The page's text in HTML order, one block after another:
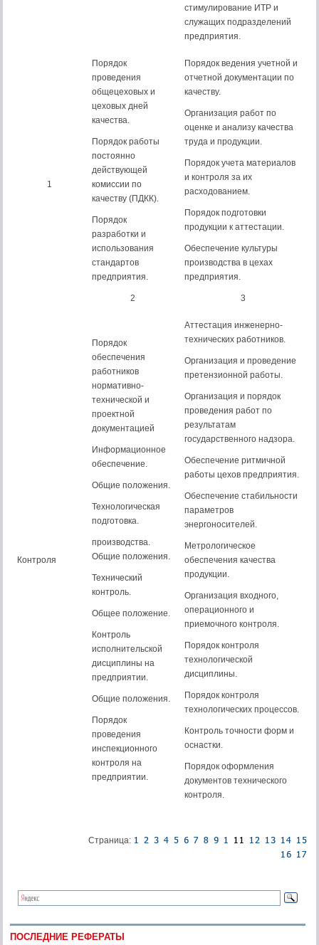
стимулирование ИТР и
служащих подразделений
предприятия.
1
Порядок
проведения
общецеховых и
цеховых дней
качества.
Порядок работы
постоянно
действующей
комиссии по
качеству (ПДКК).
Порядок
разработки и
использования
стандартов
предприятия.
2
Порядок ведения учетной и
отчетной документации по
качеству.
Организация работ по
оценке и анализу качества
труда и продукции.
Порядок учета материалов
и контроля за их
расходованием.
Порядок подготовки
продукции к аттестации.
Обеспечение культуры
производства в цехах
предприятия.
3
Контроля
Порядок
обеспечения
работников
нормативно-
технической и
проектной
документацией
Информационное
обеспечение.
Общие положения.
Технологическая
подготовка.
производства.
Общие положения.
Технический
контроль.
Общее положение.
Контроль
исполнительской
дисциплины на
предприятии.
Общие положения.
Порядок
проведения
инспекционного
контроля на
предприятии.
Аттестация инженерно-
технических работников.
Организация и проведение
претензионной работы.
Организация и порядок
проведения работ по
результатам
государственного надзора.
Обеспечение ритмичной
работы цехов предприятия.
Обеспечение стабильности
параметров
энергоносителей.
Метрологическое
обеспечения качества
продукции.
Организация входного,
операционного и
приемочного контроля.
Порядок контроля
технологической
дисциплины.
Порядок контроля
технологических процессов.
Контроль точности форм и
оснастки.
Порядок оформления
документов технического
контроля.
Страница:
ПОСЛЕДНИЕ РЕФЕРАТЫ